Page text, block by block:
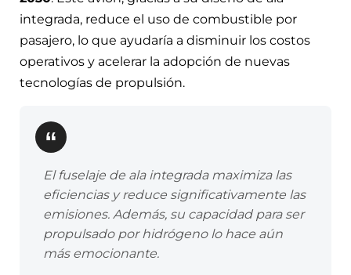
integrada, reduce el uso de combustible por
pasajero, lo que ayudaría a disminuir los costos
operativos y acelerar la adopción de nuevas
tecnologías de propulsión.
El fuselaje de ala integrada maximiza las
eficiencias y reduce significativamente las
emisiones. Además, su capacidad para ser
propulsado por hidrógeno lo hace aún
más emocionante.